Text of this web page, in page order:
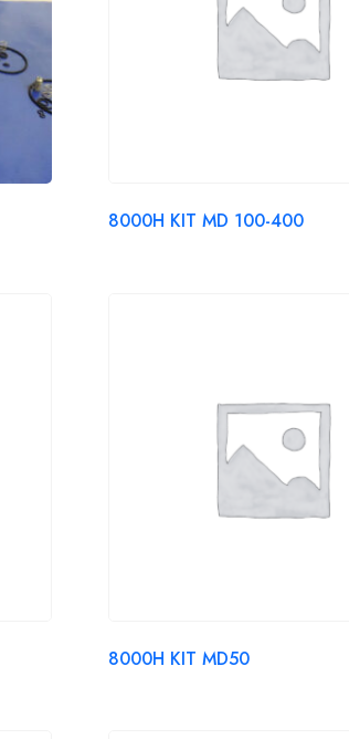
8000H KIT MD 100-400
8000H KIT MD50